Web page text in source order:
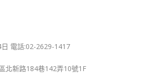
電話:02-2629-1417
北新路184巷142弄10號1F